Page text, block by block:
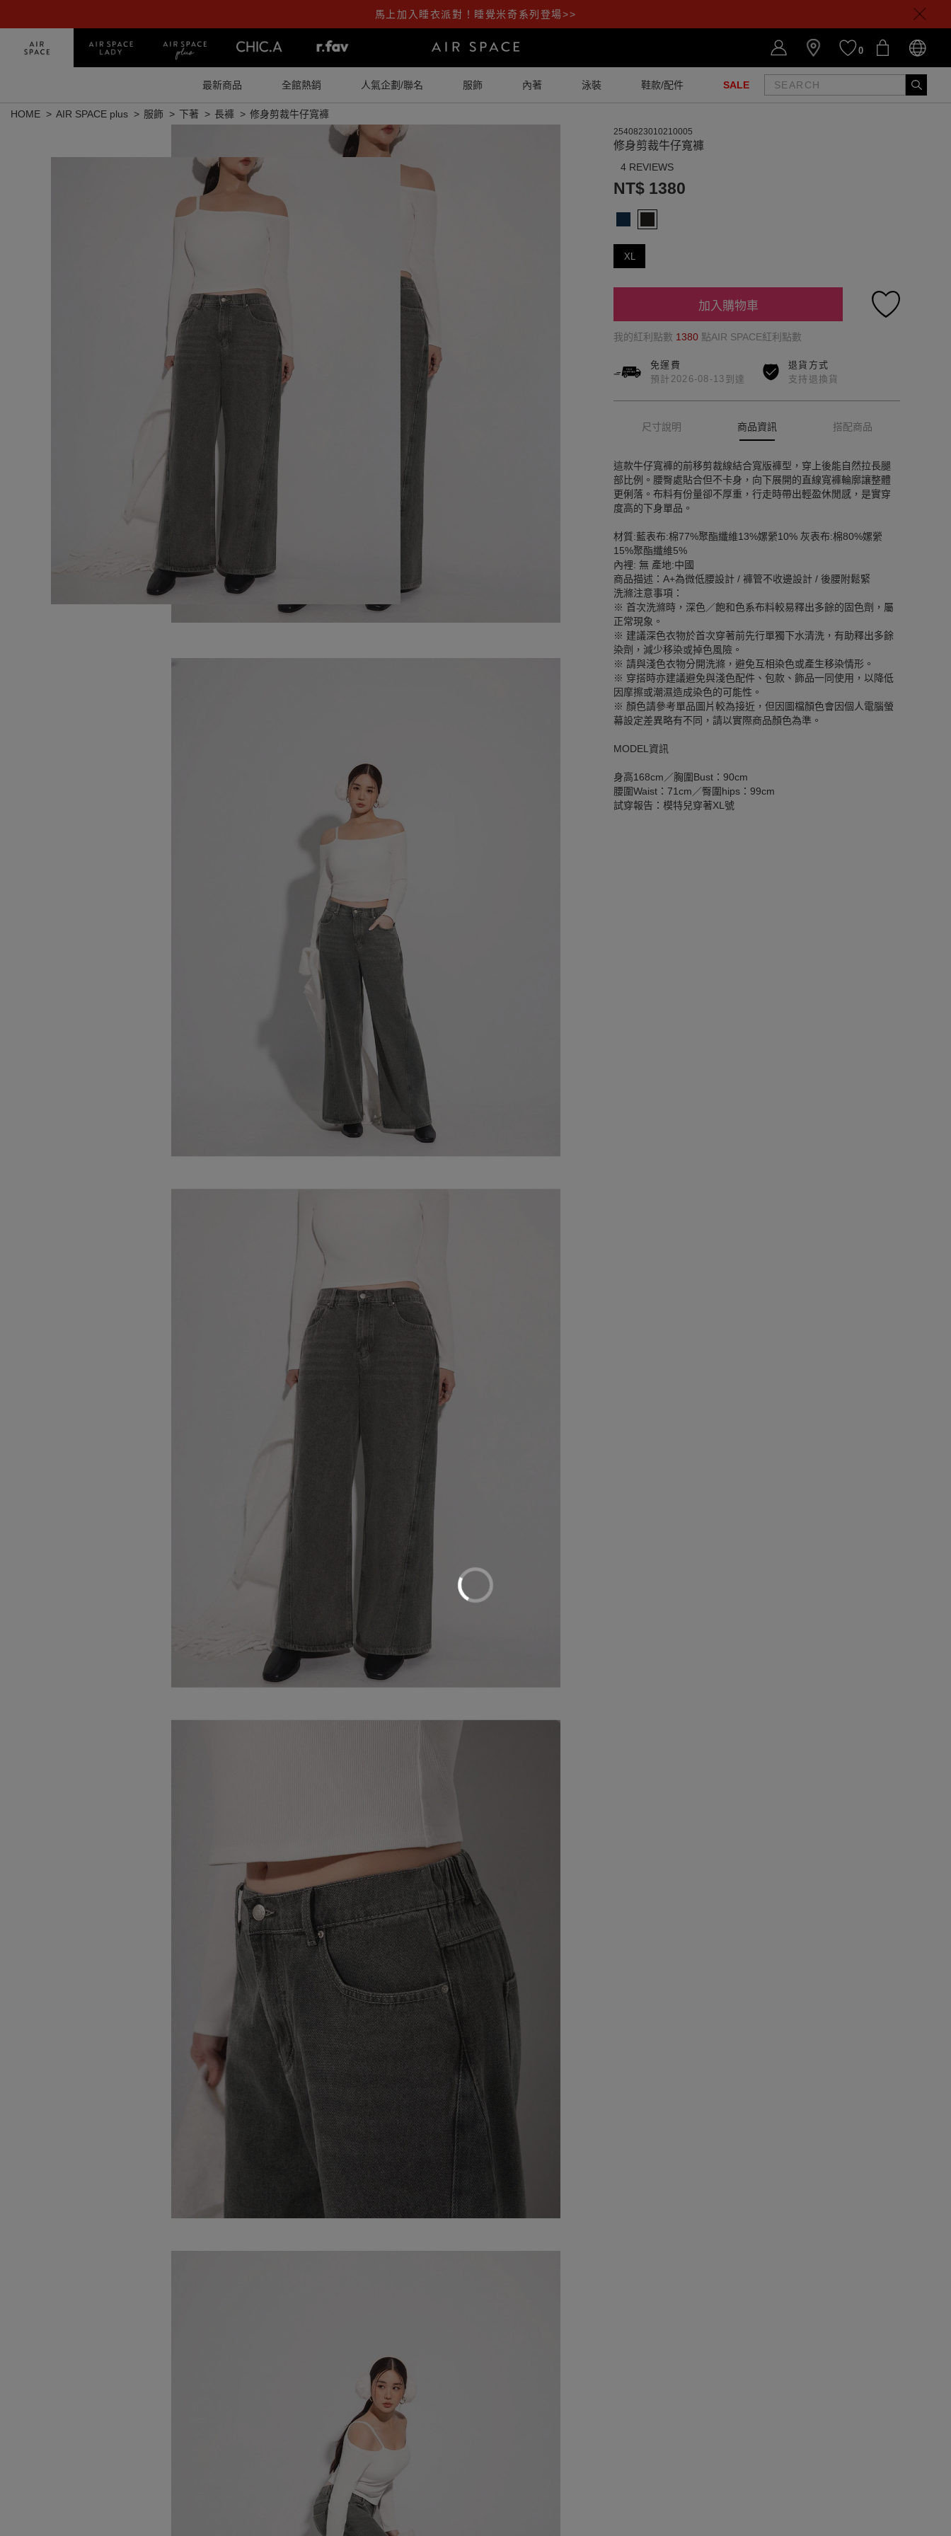
馬上加入睡衣派對！睡覺米奇系列登場>>
0
最新商品 全館熱銷 人氣企劃/聯名 服飾 內著 泳裝 鞋款/配件 SALE
HOME AIR SPACE plus 服飾 下著 長褲 修身剪裁牛仔寬褲
2540823010210005
修身剪裁牛仔寬褲
4 REVIEWS
NT$ 1380
XL
加入購物車
我的紅利點數 1380 點AIR SPACE紅利點數
免運費
預計2026-08-13到達
退貨方式
支持退換貨
尺寸說明 商品資訊 搭配商品
這款牛仔寬褲的前移剪裁線結合寬版褲型，穿上後能自然拉長腿
部比例。腰臀處貼合但不卡身，向下展開的直線寬褲輪廓讓整體
更俐落。布料有份量卻不厚重，行走時帶出輕盈休閒感，是實穿
度高的下身單品。
材質:藍表布:棉77%聚酯纖維13%嫘縈10% 灰表布:棉80%嫘縈
15%聚酯纖維5%
內裡: 無 產地:中國
商品描述：A+為微低腰設計 / 褲管不收邊設計 / 後腰附鬆緊
洗滌注意事項：
※ 首次洗滌時，深色／飽和色系布料較易釋出多餘的固色劑，屬
正常現象。
※ 建議深色衣物於首次穿著前先行單獨下水清洗，有助釋出多餘
染劑，減少移染或掉色風險。
※ 請與淺色衣物分開洗滌，避免互相染色或產生移染情形。
※ 穿搭時亦建議避免與淺色配件、包款、飾品一同使用，以降低
因摩擦或潮濕造成染色的可能性。
※ 顏色請參考單品圖片較為接近，但因圖檔顏色會因個人電腦螢
幕設定差異略有不同，請以實際商品顏色為準。
MODEL資訊
身高168cm／胸圍Bust：90cm
腰圍Waist：71cm／臀圍hips：99cm
試穿報告：模特兒穿著XL號